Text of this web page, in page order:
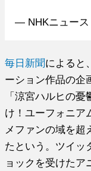
— NHKニュース
毎日新聞によると
ーション作品の企
「涼宮ハルヒの
け！ユーフォニア
メファンの域を超
たという。ツイッ
ョックを受けたア